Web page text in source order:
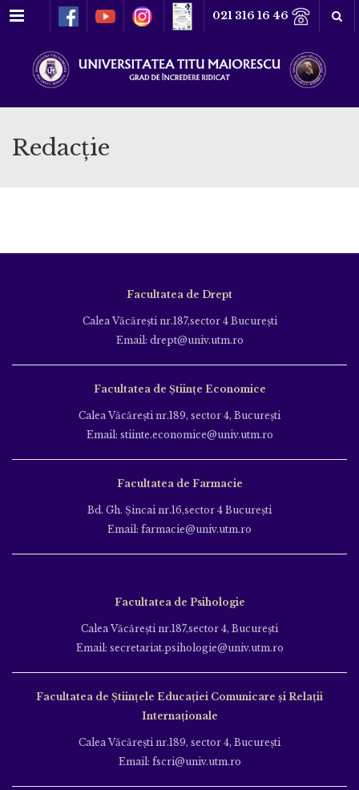
Meniu 021 316 16 46
Redacție
Facultatea de Drept
Calea Văcăreşti nr.187,sector 4 Bucureşti
Email: drept@univ.utm.ro
Facultatea de Științe Economice
Calea Văcăreşti nr.189, sector 4, Bucureşti
Email: stiinte.economice@univ.utm.ro
Facultatea de Farmacie
Bd. Gh. Şincai nr.16,sector 4 Bucureşti
Email: farmacie@univ.utm.ro
Facultatea de Psihologie
Calea Văcăreşti nr.187,sector 4, Bucureşti
Email: secretariat.psihologie@univ.utm.ro
Facultatea de Ştiinţele Educației Comunicare și Relații
Internaționale
Calea Văcăreşti nr.189, sector 4, Bucureşti
Email: fscri@univ.utm.ro